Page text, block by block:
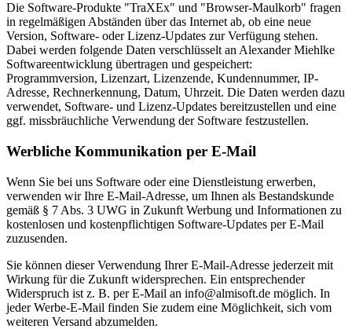
Die Software-Produkte "TraXEx" und "Browser-Maulkorb" fragen
in regelmäßigen Abständen über das Internet ab, ob eine neue
Version, Software- oder Lizenz-Updates zur Verfügung stehen.
Dabei werden folgende Daten verschlüsselt an Alexander Miehlke
Softwareentwicklung übertragen und gespeichert:
Programmversion, Lizenzart, Lizenzende, Kundennummer, IP-
Adresse, Rechnerkennung, Datum, Uhrzeit. Die Daten werden dazu
verwendet, Software- und Lizenz-Updates bereitzustellen und eine
ggf. missbräuchliche Verwendung der Software festzustellen.
Werbliche Kommunikation per E-Mail
Wenn Sie bei uns Software oder eine Dienstleistung erwerben,
verwenden wir Ihre E-Mail-Adresse, um Ihnen als Bestandskunde
gemäß § 7 Abs. 3 UWG in Zukunft Werbung und Informationen zu
kostenlosen und kostenpflichtigen Software-Updates per E-Mail
zuzusenden.
Sie können dieser Verwendung Ihrer E-Mail-Adresse jederzeit mit
Wirkung für die Zukunft widersprechen. Ein entsprechender
Widerspruch ist z. B. per E-Mail an info@almisoft.de möglich. In
jeder Werbe-E-Mail finden Sie zudem eine Möglichkeit, sich vom
weiteren Versand abzumelden.